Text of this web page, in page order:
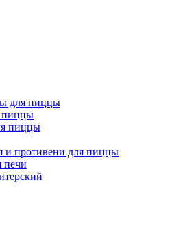
для пиццы
пиццы
пиццы
и противени для пиццы
печи